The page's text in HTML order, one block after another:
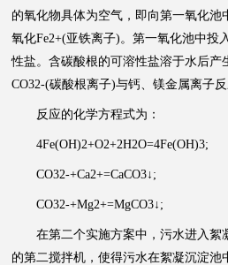
的氧化物具体为空气，即向第一氧化池
氧化Fe2+(亚铁离子)。第一氧化池中投
性盐。含碳酸根的可溶性盐溶于水后产
CO32-(碳酸根离子)与钙、镁金属离子反
反应的化学方程式为：
4Fe(OH)2+O2+2H2O=4Fe(OH)3;
CO32-+Ca2+=CaCO3↓;
CO32-+Mg2+=MgCO3↓;
在第二个实施方案中，污水进入絮
的第二搅拌机，使得污水在絮凝沉淀池